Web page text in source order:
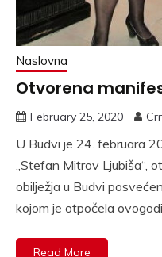
Naslovna
Otvorena
February 25, 2020
U Budvi je 24. februara
„Stefan Mitrov Ljubiša“,
obilježja u Budvi
kojom je otpočela
Read More